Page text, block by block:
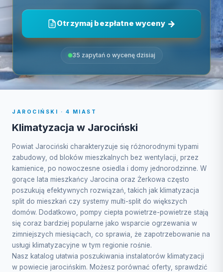
Otrzymaj bezpłatne wyceny
35 zapytań o wycenę dzisiaj
JAROCIŃSKI · 4 MIAST
Klimatyzacja w Jarociński
Powiat Jarociński charakteryzuje się różnorodnymi typami
zabudowy, od bloków mieszkalnych bez wentylacji, przez
kamienice, po nowoczesne osiedla i domy jednorodzinne. W
gorące lata mieszkańcy Jarocina oraz Żerkowa często
poszukują efektywnych rozwiązań, takich jak klimatyzacja
split do mieszkań czy systemy multi-split do większych
domów. Dodatkowo, pompy ciepła powietrze-powietrze stają
się coraz bardziej popularne jako wsparcie ogrzewania w
zimniejszych miesiącach, co sprawia, że zapotrzebowanie na
usługi klimatyzacyjne w tym regionie rośnie.
Nasz katalog ułatwia poszukiwania instalatorów klimatyzacji
w powiecie jarocińskim. Możesz porównać oferty, sprawdzić